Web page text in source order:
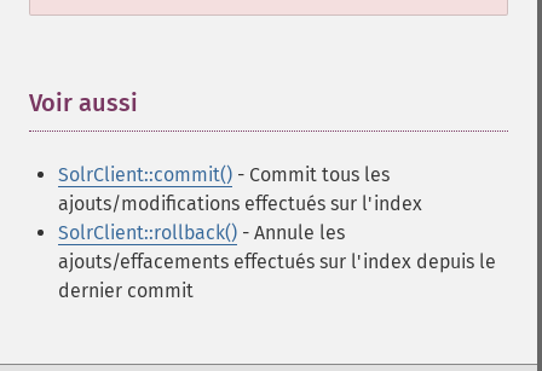
Voir aussi
SolrClient::commit() - Commit tous les
ajouts/modifications effectués sur l'index
SolrClient::rollback() - Annule les
ajouts/effacements effectués sur l'index depuis le
dernier commit